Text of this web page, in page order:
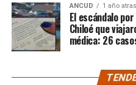
Pero, volviendo al principio,
imposible de especificar
simple chequeo de los
como un anhelo mayúsculo
$200 millones sean
pequeño de año y medio
ANCUD 1 año atras
El escándalo
Chiloé que
médica: 26